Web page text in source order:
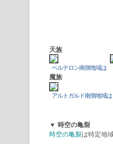
天族
ベルテロン南側地域は
魔族
アルトガルド南側地域は
▼ 時空の亀裂
時空の亀裂は特定地